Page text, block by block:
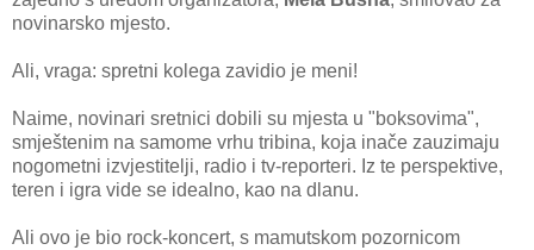
novinarsko mjesto.
Ali, vraga: spretni kolega zavidio je meni!
Naime, novinari sretnici dobili su mjesta u "boksovima",
smještenim na samome vrhu tribina, koja inače zauzimaju
nogometni izvjestitelji, radio i tv-reporteri. Iz te perspektive,
teren i igra vide se idealno, kao na dlanu.
Ali ovo je bio rock-koncert, s mamutskom pozornicom